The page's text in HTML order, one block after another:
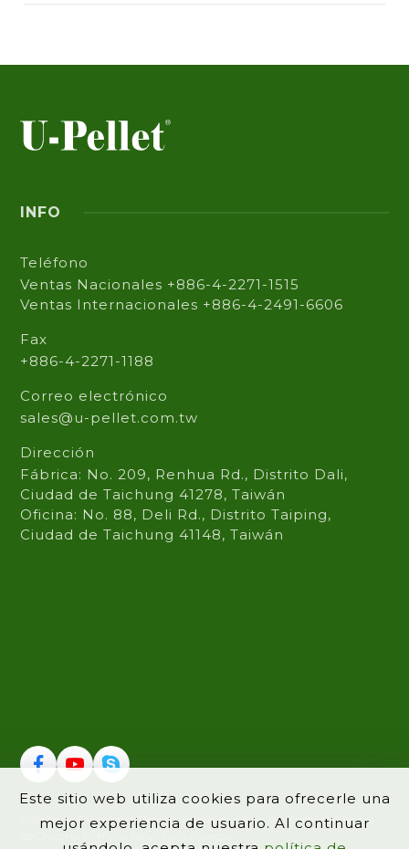
Este sitio web utiliza cookies para ofrecerle una
mejor experiencia de usuario. Al continuar
INFO
Teléfono
Ventas Nacionales +886-4-2271-1515
Ventas Internacionales +886-4-2491-6606
Fax
+886-4-2271-1188
Correo electrónico
sales@u-pellet.com.tw
Dirección
Fábrica: No. 209, Renhua Rd., Distrito Dali,
Ciudad de Taichung 41278, Taiwán
Oficina: No. 88, Deli Rd., Distrito Taiping,
Ciudad de Taichung 41148, Taiwán
Política de Privacidad Recomendamos utilizar las últimas versiones